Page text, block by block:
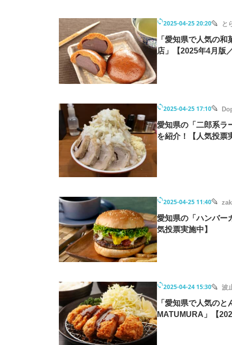
2025-04-25 20:20 と
「愛知県で人気の
店」【2025年4月版
2025-04-25 17:10
愛知県の「二郎系
を紹介！【人気投票
2025-04-25 11:40
愛知県の「ハンバー
気投票実施中】
2025-04-24 15:30 波
「愛知県で人気の
MATUMURA」【